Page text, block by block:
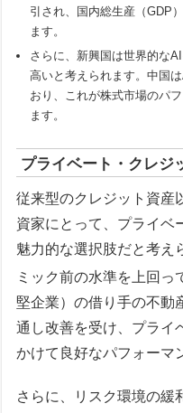
引され、国内総生産（GDP
ます。
さらに、新興国は世界的な
高いと考えられます。中国
おり、これが株式市場のパ
ます。
プライベート・クレジ
従来型のクレジット資産
資家にとって、プライベ
魅力的な選択肢だと考え
ミック前の水準を上回っ
堅企業）の借り手の不動
通し改善を受け、プライ
かけて良好なパフォーマ
さらに、リスク環境の緩